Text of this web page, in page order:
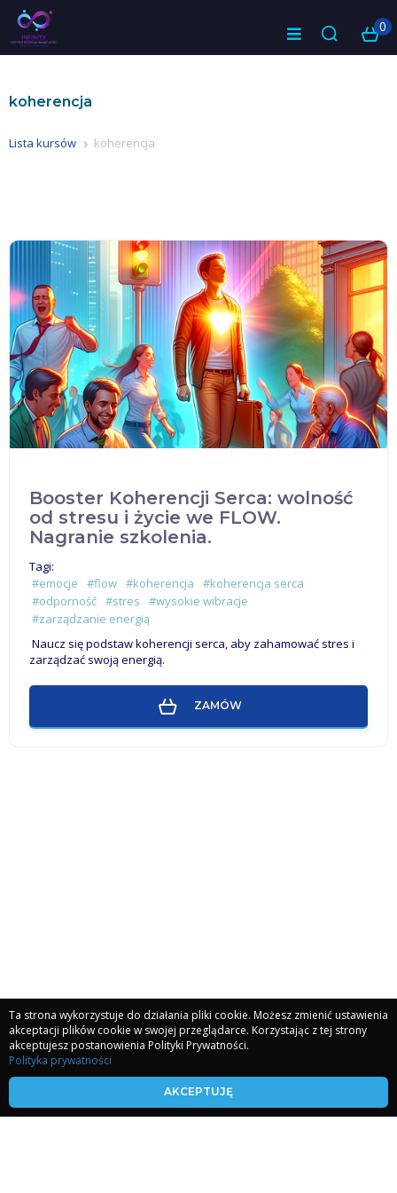
0
koherencja
Lista kursów koherencja
Booster Koherencji Serca: wolność
od stresu i życie we FLOW.
Nagranie szkolenia.
Tagi:
#emocje
#flow #koherencja
#koherencja serca
#odporność #stres
#wysokie wibracje
#zarządzanie energią
Naucz się podstaw koherencji serca, aby zahamować stres i
zarządzać swoją energią.
ZAMÓW
kronikiakaszy.com
koherencjaserca.com
Ta strona wykorzystuje do działania pliki cookie. Możesz zmienić ustawienia
akceptacji plików cookie w swojej przeglądarce. Korzystając z tej strony
akceptujesz postanowienia Polityki Prywatności.
Polityka prywatności
AKCEPTUJĘ